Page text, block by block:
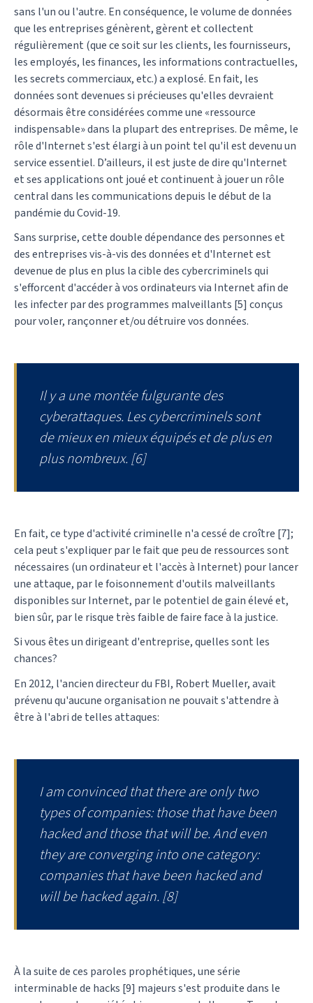
sans l'un ou l'autre. En conséquence, le volume de données
que les entreprises génèrent, gèrent et collectent
régulièrement (que ce soit sur les clients, les fournisseurs,
les employés, les finances, les informations contractuelles,
les secrets commerciaux, etc.) a explosé. En fait, les
données sont devenues si précieuses qu'elles devraient
désormais être considérées comme une «ressource
indispensable» dans la plupart des entreprises. De même, le
rôle d'Internet s'est élargi à un point tel qu'il est devenu un
service essentiel. D’ailleurs, il est juste de dire qu'Internet
et ses applications ont joué et continuent à jouer un rôle
central dans les communications depuis le début de la
pandémie du Covid-19.
Sans surprise, cette double dépendance des personnes et
des entreprises vis-à-vis des données et d'Internet est
devenue de plus en plus la cible des cybercriminels qui
s'efforcent d'accéder à vos ordinateurs via Internet afin de
les infecter par des programmes malveillants [5] conçus
pour voler, rançonner et/ou détruire vos données.
Il y a une montée fulgurante des
cyberattaques. Les cybercriminels sont
de mieux en mieux équipés et de plus en
plus nombreux. [6]
En fait, ce type d'activité criminelle n'a cessé de croître [7];
cela peut s'expliquer par le fait que peu de ressources sont
nécessaires (un ordinateur et l'accès à Internet) pour lancer
une attaque, par le foisonnement d'outils malveillants
disponibles sur Internet, par le potentiel de gain élevé et,
bien sûr, par le risque très faible de faire face à la justice.
Si vous êtes un dirigeant d'entreprise, quelles sont les
chances?
En 2012, l'ancien directeur du FBI, Robert Mueller, avait
prévenu qu'aucune organisation ne pouvait s'attendre à
être à l'abri de telles attaques:
I am convinced that there are only two
types of companies: those that have been
hacked and those that will be. And even
they are converging into one category:
companies that have been hacked and
will be hacked again. [8]
À la suite de ces paroles prophétiques, une série
interminable de hacks [9] majeurs s'est produite dans le